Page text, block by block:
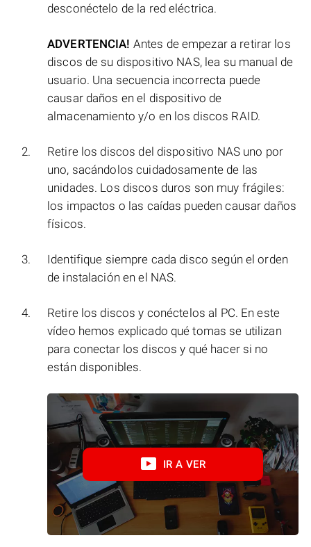
desconéctelo de la red eléctrica.
ADVERTENCIA! Antes de empezar a retirar los
discos de su dispositivo NAS, lea su manual de
usuario. Una secuencia incorrecta puede
causar daños en el dispositivo de
almacenamiento y/o en los discos RAID.
Retire los discos del dispositivo NAS uno por
uno, sacándolos cuidadosamente de las
unidades. Los discos duros son muy frágiles:
los impactos o las caídas pueden causar daños
físicos.
Identifique siempre cada disco según el orden
de instalación en el NAS.
Retire los discos y conéctelos al PC. En este
vídeo hemos explicado qué tomas se utilizan
para conectar los discos y qué hacer si no
están disponibles.
IR A VER